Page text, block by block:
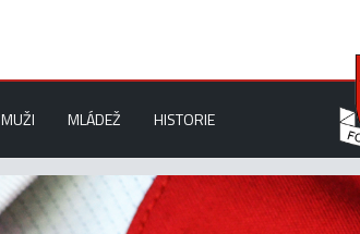
MUŽI MLÁDEŽ HISTORIE